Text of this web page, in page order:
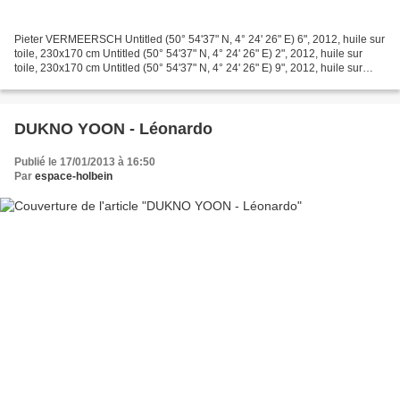
Pieter VERMEERSCH Untitled (50° 54'37" N, 4° 24' 26" E) 6", 2012, huile sur
toile, 230x170 cm Untitled (50° 54'37" N, 4° 24' 26" E) 2", 2012, huile sur
toile, 230x170 cm Untitled (50° 54'37" N, 4° 24' 26" E) 9", 2012, huile sur
DUKNO YOON - Léonardo
Publié le 17/01/2013 à 16:50
Par espace-holbein